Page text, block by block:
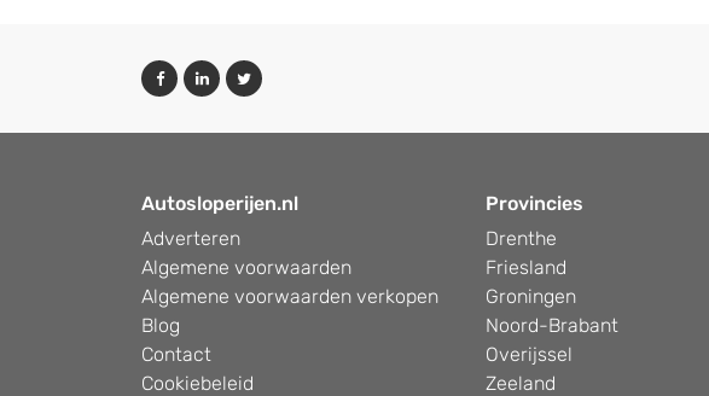
Autosloperijen.nl
Adverteren
Algemene voorwaarden
Algemene voorwaarden verkopen
Blog
Contact
Cookiebeleid
Provincies
Drenthe
Friesland
Groningen
Noord-Brabant
Overijssel
Zeeland